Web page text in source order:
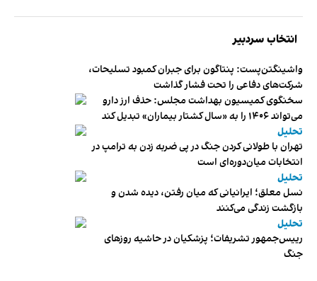
انتخاب سردبیر
واشینگتن‌پست: پنتاگون برای جبران کمبود تسلیحات،
شرکت‌های دفاعی را تحت فشار گذاشت
سخنگوی کمیسیون بهداشت مجلس: حذف ارز دارو
می‌تواند ۱۴۰۶ را به «سال کشتار بیماران» تبدیل کند
تحلیل
تهران با طولانی کردن جنگ در پی ضربه زدن به ترامپ در
انتخابات میان‌دوره‌ای است
تحلیل
نسل معلق؛ ایرانیانی که میان رفتن، دیده شدن و
بازگشت زندگی می‌کنند
تحلیل
رییس‌جمهور تشریفات؛ پزشکیان در حاشیه روزهای
جنگ